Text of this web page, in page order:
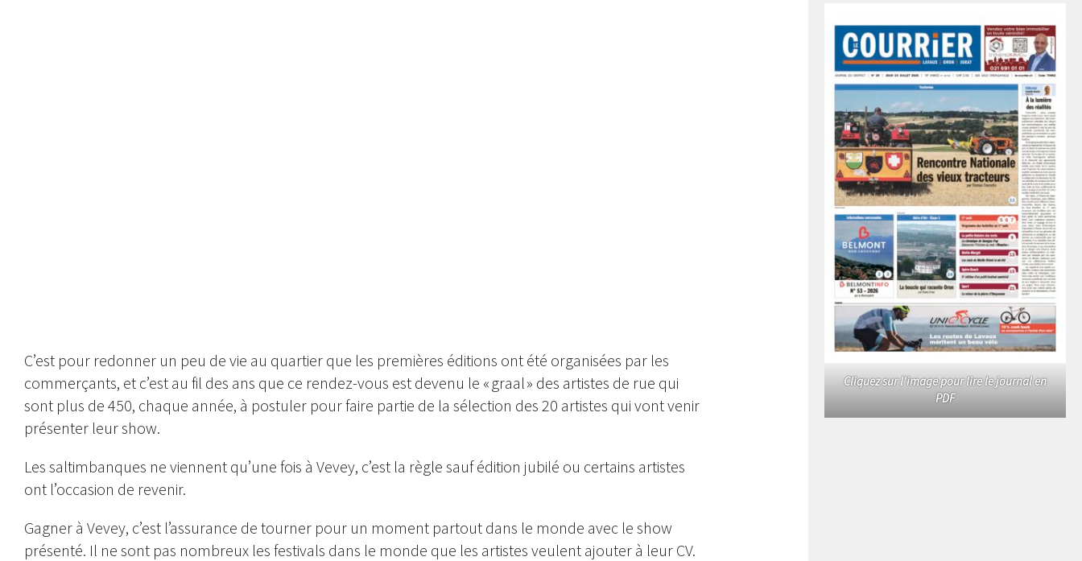
C’est pour redonner un peu de vie au quartier que les premières éditions ont été organisées par les
commerçants, et c’est au fil des ans que ce rendez-vous est devenu le « graal » des artistes de rue qui
sont plus de 450, chaque année, à postuler pour faire partie de la sélection des 20 artistes qui vont venir
présenter leur show.
Les saltimbanques ne viennent qu’une fois à Vevey, c’est la règle sauf édition jubilé ou certains artistes
ont l’occasion de revenir.
Gagner à Vevey, c’est l’assurance de tourner pour un moment partout dans le monde avec le show
présenté. Il ne sont pas nombreux les festivals dans le monde que les artistes veulent ajouter à leur CV.
Cliquez sur l'image pour lire le journal en
PDF